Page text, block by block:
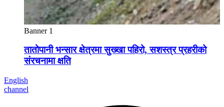
Banner 1
तातोपानी भन्सार क्षेत्रमा सुख्खा पहिरो, सशस्त्र प्रहरीको
संरचनामा क्षति
English
channel